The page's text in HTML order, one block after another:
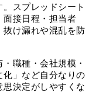
スプレッドシート
面接日程・担当者
け漏れや混乱を防
職種・会社規模・
化」など自分なりの
決定がしやすくな